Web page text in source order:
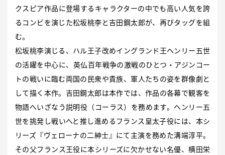
クスピア作品に登場するキャラクターの中でも高い人気を誇
るコンビを演じた松坂桃李と吉田鋼太郎が、再びタッグを組
む。
松坂桃李演じる、ハル王子改めイングランド王ヘンリー五世
の活躍を中心に、英仏百年戦争の激戦のひとつ・アジンコー
トの戦いに臨む両国の民衆や貴族、軍人たちの姿を群像劇と
して描く本作。吉田鋼太郎は本作では、作品の各幕で観客を
物語へいざなう説明役（コーラス）を務めます。ヘンリー五
世を挑発し戦いへと推し進めるフランス皇太子役には、本シ
リーズ『ヴェローナの二紳士』にて主演を務めた溝端淳平。
その父フランス王役に本シリーズに欠かせない名優、横田栄